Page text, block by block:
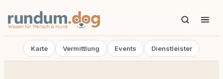
Karte Vermittlung Events Dienstleister